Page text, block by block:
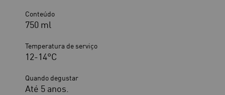
Conteúdo
750 ml
Temperatura de serviço
12-14°C
Quando degustar
Até 5 anos.